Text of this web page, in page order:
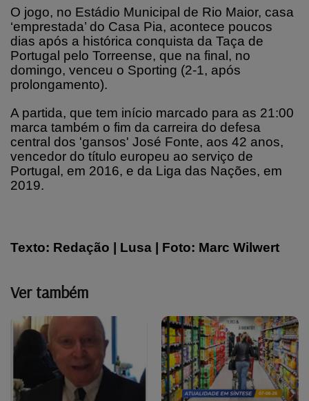
O jogo, no Estádio Municipal de Rio Maior, casa
‘emprestada’ do Casa Pia, acontece poucos
dias após a histórica conquista da Taça de
Portugal pelo Torreense, que na final, no
domingo, venceu o Sporting (2-1, após
prolongamento).
A partida, que tem início marcado para as 21:00
marca também o fim da carreira do defesa
central dos 'gansos' José Fonte, aos 42 anos,
vencedor do título europeu ao serviço de
Portugal, em 2016, e da Liga das Nações, em
2019.
Texto: Redação | Lusa | Foto: Marc Wilwert
Ver também